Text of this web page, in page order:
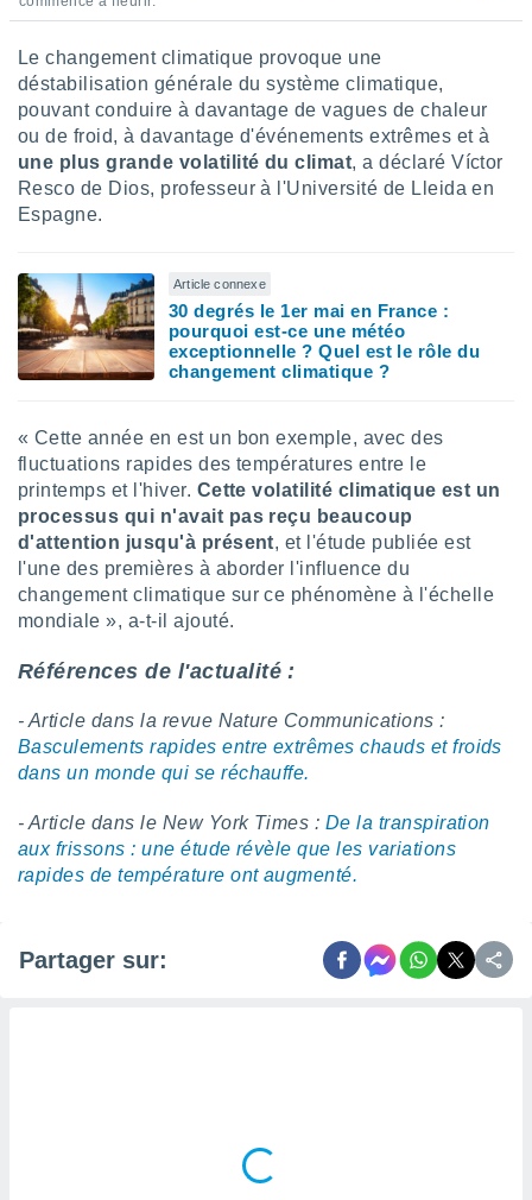
les
utiliser
le
de
et
par
des
et du
études
et
Le changement climatique provoque une
déstabilisation générale du système climatique,
pouvant conduire à davantage de vagues de chaleur
ou de froid, à davantage d'événements extrêmes et à
une plus grande volatilité du climat, a déclaré Víctor
Resco de Dios, professeur à l'Université de Lleida en
Espagne.
Article connexe
30 degrés le 1er mai en France :
pourquoi est-ce une météo
exceptionnelle ? Quel est le rôle du
changement climatique ?
« Cette année en est un bon exemple, avec des
fluctuations rapides des températures entre le
printemps et l'hiver. Cette volatilité climatique est un
processus qui n'avait pas reçu beaucoup
d'attention jusqu'à présent, et l'étude publiée est
l'une des premières à aborder l'influence du
changement climatique sur ce phénomène à l'échelle
mondiale », a-t-il ajouté.
Références de l'actualité :
- Article dans la revue Nature Communications :
Basculements rapides entre extrêmes chauds et froids
dans un monde qui se réchauffe.
- Article dans le New York Times : De la transpiration
aux frissons : une étude révèle que les variations
rapides de température ont augmenté.
Partager sur: